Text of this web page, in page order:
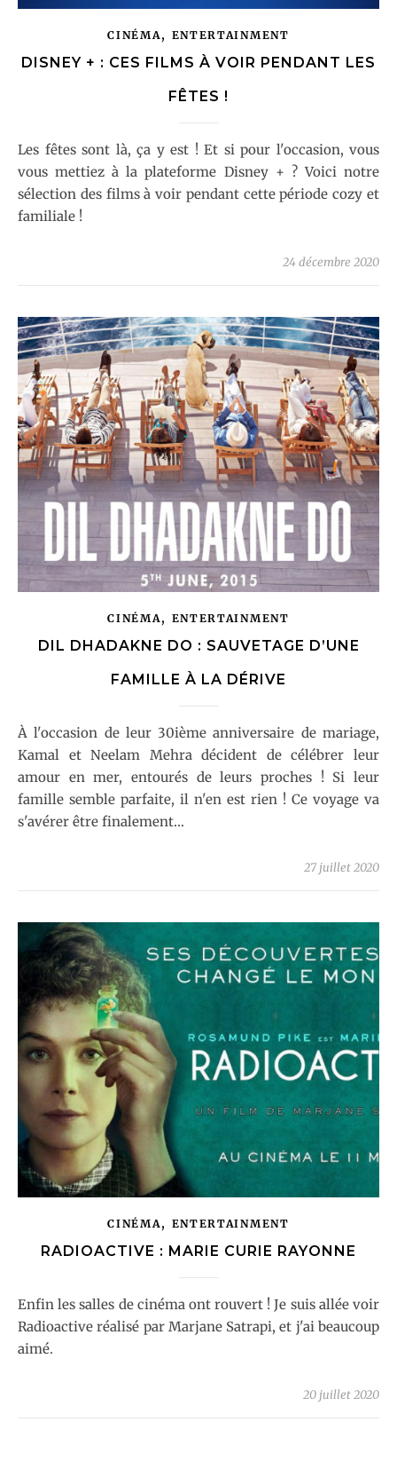
CINÉMA, ENTERTAINMENT
DISNEY + : CES FILMS À VOIR PENDANT LES
FÊTES !
Les fêtes sont là, ça y est ! Et si pour l'occasion, vous
vous mettiez à la plateforme Disney + ? Voici notre
sélection des films à voir pendant cette période cozy et
familiale !
24 décembre 2020
CINÉMA, ENTERTAINMENT
DIL DHADAKNE DO : SAUVETAGE D’UNE
FAMILLE À LA DÉRIVE
À l'occasion de leur 30ième anniversaire de mariage,
Kamal et Neelam Mehra décident de célébrer leur
amour en mer, entourés de leurs proches ! Si leur
famille semble parfaite, il n'en est rien ! Ce voyage va
s'avérer être finalement…
27 juillet 2020
CINÉMA, ENTERTAINMENT
RADIOACTIVE : MARIE CURIE RAYONNE
Enfin les salles de cinéma ont rouvert ! Je suis allée voir
Radioactive réalisé par Marjane Satrapi, et j'ai beaucoup
aimé.
20 juillet 2020